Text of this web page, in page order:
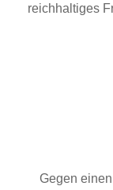
reichhaltiges
Gegen